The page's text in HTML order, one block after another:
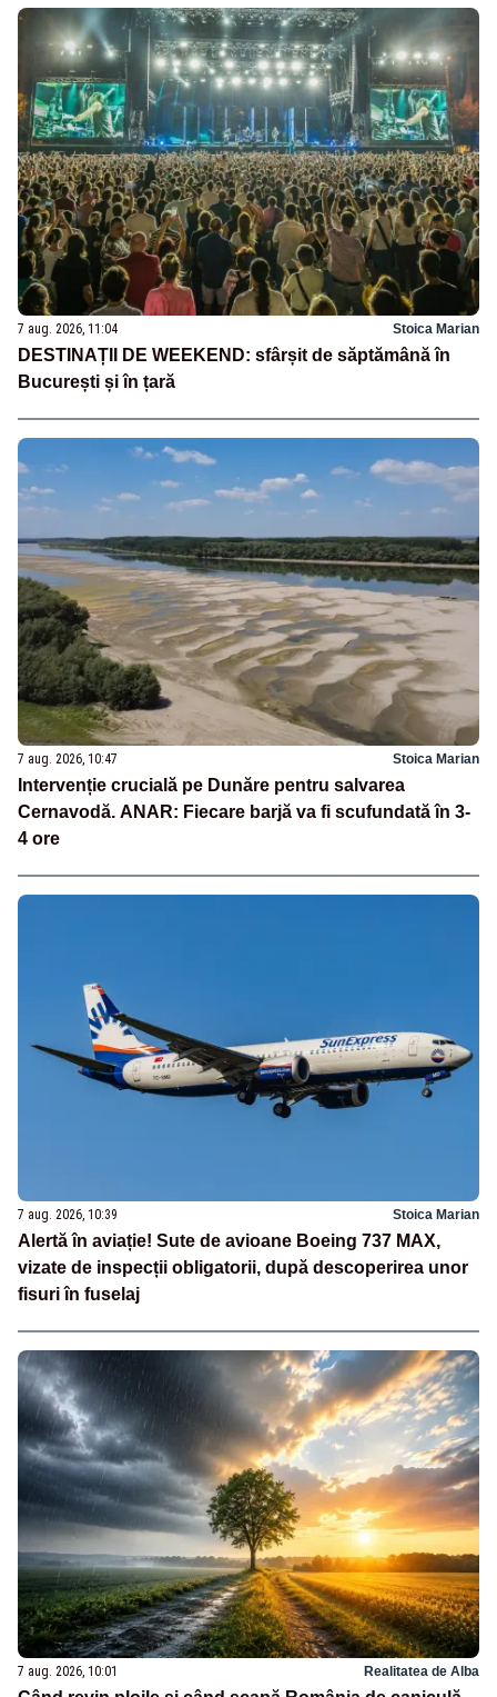
7 aug. 2026, 11:04 Stoica Marian
DESTINAȚII DE WEEKEND: sfârșit de săptămână în
București și în țară
7 aug. 2026, 10:47 Stoica Marian
Intervenție crucială pe Dunăre pentru salvarea
Cernavodă. ANAR: Fiecare barjă va fi scufundată în 3-
4 ore
7 aug. 2026, 10:39 Stoica Marian
Alertă în aviație! Sute de avioane Boeing 737 MAX,
vizate de inspecții obligatorii, după descoperirea unor
fisuri în fuselaj
7 aug. 2026, 10:01 Realitatea de Alba